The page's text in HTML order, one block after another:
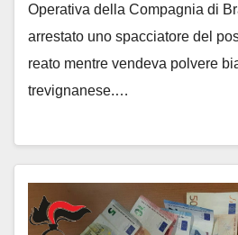
Operativa della Compagnia di
arrestato uno spacciatore del
reato mentre vendeva polvere
trevignanese.…